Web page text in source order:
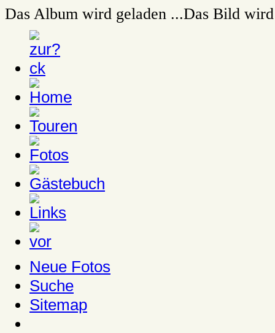
Das Album wird geladen ...Das Bild
Neue Fotos
Suche
Sitemap